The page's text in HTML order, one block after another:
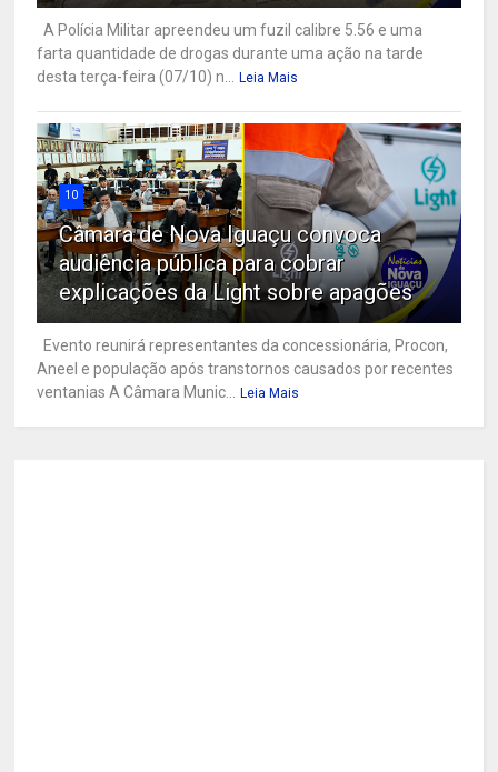
A Polícia Militar apreendeu um fuzil calibre 5.56 e uma
farta quantidade de drogas durante uma ação na tarde
desta terça-feira (07/10) n...
Leia Mais
10
Câmara de Nova Iguaçu convoca
audiência pública para cobrar
explicações da Light sobre apagões
Evento reunirá representantes da concessionária, Procon,
Aneel e população após transtornos causados por recentes
ventanias A Câmara Munic...
Leia Mais